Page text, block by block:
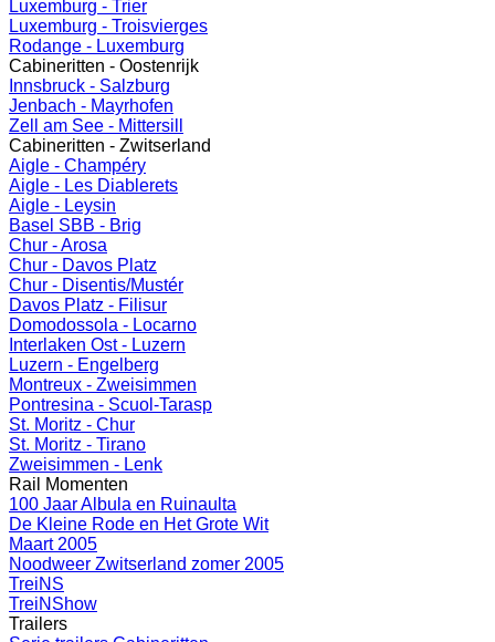
Luxemburg - Trier
Luxemburg - Troisvierges
Rodange - Luxemburg
Cabineritten - Oostenrijk
Innsbruck - Salzburg
Jenbach - Mayrhofen
Zell am See - Mittersill
Cabineritten - Zwitserland
Aigle - Champéry
Aigle - Les Diablerets
Aigle - Leysin
Basel SBB - Brig
Chur - Arosa
Chur - Davos Platz
Chur - Disentis/Mustér
Davos Platz - Filisur
Domodossola - Locarno
Interlaken Ost - Luzern
Luzern - Engelberg
Montreux - Zweisimmen
Pontresina - Scuol-Tarasp
St. Moritz - Chur
St. Moritz - Tirano
Zweisimmen - Lenk
Rail Momenten
100 Jaar Albula en Ruinaulta
De Kleine Rode en Het Grote Wit
Maart 2005
Noodweer Zwitserland zomer 2005
TreiNS
TreiNShow
Trailers